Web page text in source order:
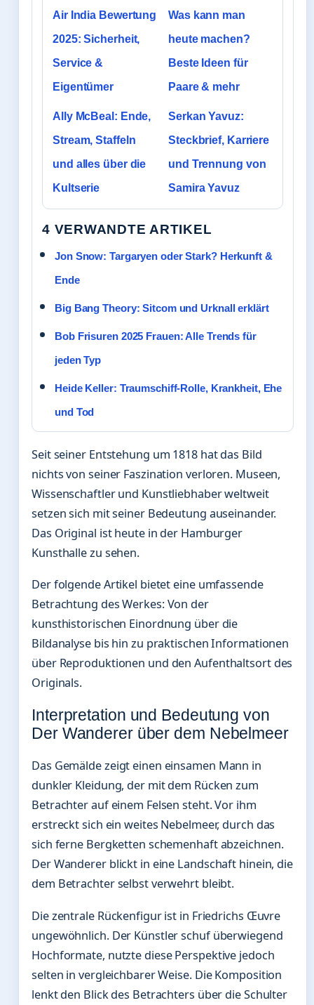
Air India Bewertung
2025: Sicherheit,
Service &
Eigentümer
Was kann man
heute machen?
Beste Ideen für
Paare & mehr
Ally McBeal: Ende,
Stream, Staffeln
und alles über die
Kultserie
Serkan Yavuz:
Steckbrief, Karriere
und Trennung von
Samira Yavuz
4 VERWANDTE ARTIKEL
Jon Snow: Targaryen oder Stark? Herkunft &
Ende
Big Bang Theory: Sitcom und Urknall erklärt
Bob Frisuren 2025 Frauen: Alle Trends für
jeden Typ
Heide Keller: Traumschiff-Rolle, Krankheit, Ehe
und Tod
Seit seiner Entstehung um 1818 hat das Bild
nichts von seiner Faszination verloren. Museen,
Wissenschaftler und Kunstliebhaber weltweit
setzen sich mit seiner Bedeutung auseinander.
Das Original ist heute in der Hamburger
Kunsthalle zu sehen.
Der folgende Artikel bietet eine umfassende
Betrachtung des Werkes: Von der
kunsthistorischen Einordnung über die
Bildanalyse bis hin zu praktischen Informationen
über Reproduktionen und den Aufenthaltsort des
Originals.
Interpretation und Bedeutung von
Der Wanderer über dem Nebelmeer
Das Gemälde zeigt einen einsamen Mann in
dunkler Kleidung, der mit dem Rücken zum
Betrachter auf einem Felsen steht. Vor ihm
erstreckt sich ein weites Nebelmeer, durch das
sich ferne Bergketten schemenhaft abzeichnen.
Der Wanderer blickt in eine Landschaft hinein, die
dem Betrachter selbst verwehrt bleibt.
Die zentrale Rückenfigur ist in Friedrichs Œuvre
ungewöhnlich. Der Künstler schuf überwiegend
Hochformate, nutzte diese Perspektive jedoch
selten in vergleichbarer Weise. Die Komposition
lenkt den Blick des Betrachters über die Schulter